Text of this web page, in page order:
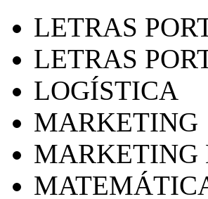
LETRAS
LETRAS
LOGÍSTICA
MARKETING
MARKETING